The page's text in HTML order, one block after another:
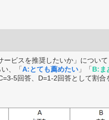
ビスを推奨したいか」について
、「A:とても薦めたい 」「B:ま
5回答、D=1-2回答として割合